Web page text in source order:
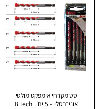
סט מקדחי אימפקט מולטי
אוניברסלי – 5 יח' | B.Tech